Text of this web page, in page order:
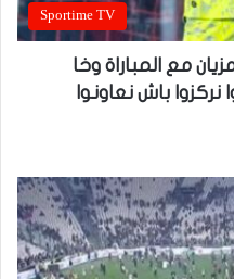
Sportime TV
مع المباراة وخا
باش نعاونوا